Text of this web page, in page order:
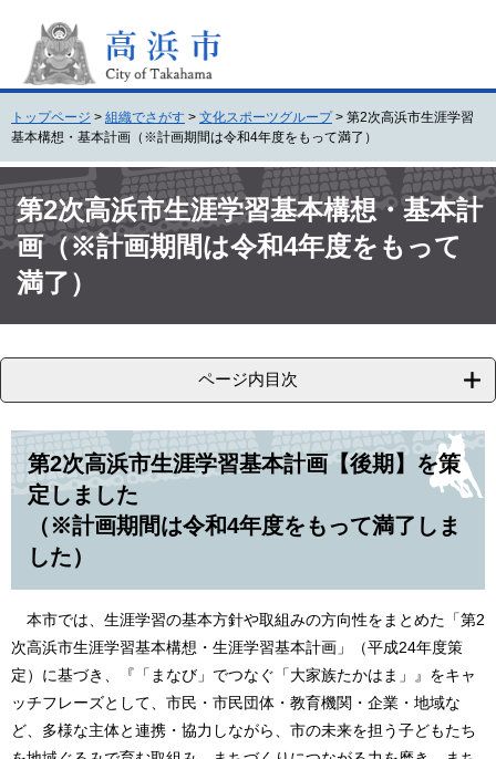
頭
。
飛
て
本
文
トップページ > 組織でさがす > 文化スポーツグループ > 第2次高浜市生涯学習
基本構想・基本計画（※計画期間は令和4年度をもって満了）
文第2次高浜市生涯学習基本構想・基本計
画（※計画期間は令和4年度をもって
満了）
ページ内目次
第2次高浜市生涯学習基本計画【後期】を策
定しました
（※計画期間は令和4年度をもって満了しま
した）
本市では、生涯学習の基本方針や取組みの方向性をまとめた「第2
次高浜市生涯学習基本構想・生涯学習基本計画」（平成24年度策
定）に基づき、『「まなび」でつなぐ「大家族たかはま」』をキャ
ッチフレーズとして、市民・市民団体・教育機関・企業・地域な
ど、多様な主体と連携・協力しながら、市の未来を担う子どもたち